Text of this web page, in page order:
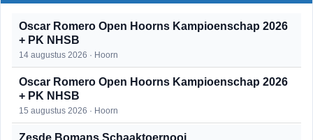
Oscar Romero Open Hoorns Kampioenschap 2026
+ PK NHSB
14 augustus 2026 · Hoorn
Oscar Romero Open Hoorns Kampioenschap 2026
+ PK NHSB
15 augustus 2026 · Hoorn
Zesde Bomans Schaaktoernooi